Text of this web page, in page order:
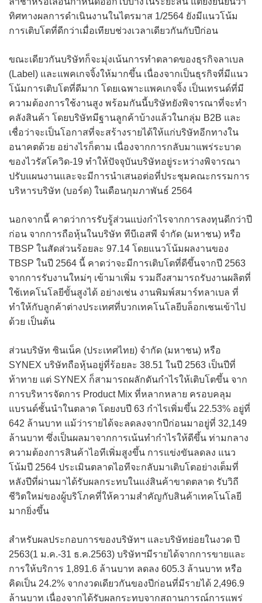
ทิศทางผลการดำเนินงานในไตรมาส 1/2564 ยังมีแนวโน้ม
การเติบโตที่ดีกว่าเมื่อเทียบช่วงเวลาเดียวกันกับปีก่อน
ขณะเดียวกันบริษัทก็จะมุ่งเน้นการทำตลาดของธุรกิจลาเบล
(Label) และแพคเกจจิ้งให้มากขึ้น เนื่องจากเป็นธุรกิจที่มีแนว
โน้มการเติบโตที่ดีมาก โดยเฉพาะแพคเกจจิ้ง เป็นเทรนด์ที่มี
ความต้องการใช้งานสูง พร้อมกันนี้บริษัทยังพิจารณาที่จะทำ
คลังสินค้า โดยบริษัทมีฐานลูกค้าบ้างแล้วในกลุ่ม B2B และ
เชื่อว่าจะเป็นโอกาสที่จะสร้างรายได้ให้แก่บริษัทอีกทางใน
อนาคตด้วย อย่างไรก็ตาม เนื่องจากการกลับมาแพร่ระบาด
ของไวรัสโควิด-19 ทำให้ปัจจุบันบริษัทอยู่ระหว่างพิจารณา
ปรับแผนงานและจะมีการนำเสนอต่อที่ประชุมคณะกรรมการ
บริหารบริษัท (บอร์ด) ในเดือนกุมภาพันธ์ 2564
นอกจากนี้ คาดว่าการรับรู้ส่วนแบ่งกำไรจากการลงทุนดีกว่าปี
ก่อน จากการถือหุ้นในบริษัท ทีบีเอสพี จำกัด (มหาชน) หรือ
TBSP ในสัดส่วนร้อยละ 97.14 โดยแนวโน้มผลงานของ
TBSP ในปี 2564 นี้ คาดว่าจะมีการเติบโตที่ดีขึ้นจากปี 2563
จากการรับงานใหม่ๆ เข้ามาเพิ่ม รวมถึงสามารถรับงานผลิตที่
ใช้เทคโนโลยีขั้นสูงได้ อย่างเช่น งานพิมพ์สมาร์ทลาเบล ที่
ทำให้กับลูกค้าต่างประเทศที่บวกเทคโนโลยีบล็อกเชนเข้าไป
ด้วย เป็นต้น
ส่วนบริษัท ซินเน็ค (ประเทศไทย) จำกัด (มหาชน) หรือ
SYNEX บริษัทถือหุ้นอยู่ที่ร้อยละ 38.51 ในปี 2563 เป็นปีที่
ท้าทาย แต่ SYNEX ก็สามารถผลักดันกำไรให้เติบโตขึ้น จาก
การบริหารจัดการ Product Mix ที่หลากหลาย ครอบคลุม
แบรนด์ชั้นนำในตลาด โดยงบปี 63 กำไรเพิ่มขึ้น 22.53% อยู่ที่
642 ล้านบาท แม้ว่ารายได้จะลดลงจากปีก่อนมาอยู่ที่ 32,149
ล้านบาท ซึ่งเป็นผลมาจากการเน้นทำกำไรให้ดีขึ้น ท่ามกลาง
ความต้องการสินค้าไอทีเพิ่มสูงขึ้น การแข่งขันลดลง แนว
โน้มปี 2564 ประเมินตลาดไอทีจะกลับมาเติบโตอย่างเต็มที่
หลังปีที่ผ่านมาได้รับผลกระทบในแง่สินค้าขาดตลาด รับวิถี
ชีวิตใหม่ของผู้บริโภคที่ให้ความสำคัญกับสินค้าเทคโนโลยี
มากยิ่งขึ้น
สำหรับผลประกอบการของบริษัทฯ และบริษัทย่อยในงวด ปี
2563(1 ม.ค.-31 ธ.ค.2563) บริษัทฯมีรายได้จากการขายและ
การให้บริการ 1,891.6 ล้านบาท ลดลง 605.3 ล้านบาท หรือ
คิดเป็น 24.2% จากงวดเดียวกันของปีก่อนที่มีรายได้ 2,496.9
ล้านบาท เนื่องจากได้รับผลกระทบจากสถานการณ์การแพร่